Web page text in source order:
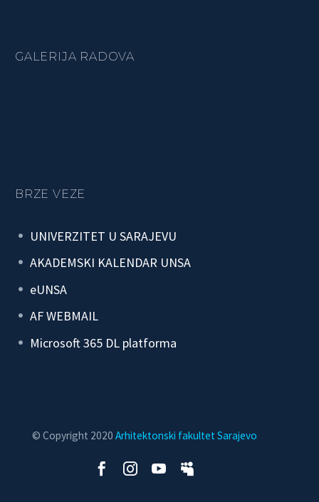
GALERIJA RADOVA
BRZE VEZE
UNIVERZITET U SARAJEVU
AKADEMSKI KALENDAR UNSA
eUNSA
AF WEBMAIL
Microsoft 365 DL platforma
© Copyright 2020 Arhitektonski fakultet Sarajevo